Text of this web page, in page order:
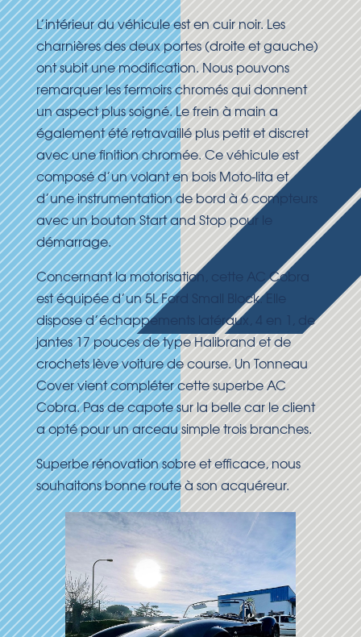
L’intérieur du véhicule est en cuir noir. Les
charnières des deux portes (droite et gauche)
ont subit une modification. Nous pouvons
remarquer les fermoirs chromés qui donnent
un aspect plus soigné. Le frein à main a
également été retravaillé plus petit et discret
avec une finition chromée. Ce véhicule est
composé d’un volant en bois Moto-lita et
d’une instrumentation de bord à 6 compteurs
avec un bouton Start and Stop pour le
démarrage.
Concernant la motorisation, cette AC Cobra
est équipée d’un 5L Ford Small Block. Elle
dispose d’échappements latéraux, 4 en 1, de
jantes 17 pouces de type Halibrand et de
crochets lève voiture de course. Un Tonneau
Cover vient compléter cette superbe AC
Cobra. Pas de capote sur la belle car le client
a opté pour un arceau simple trois branches.
Superbe rénovation sobre et efficace, nous
souhaitons bonne route à son acquéreur.